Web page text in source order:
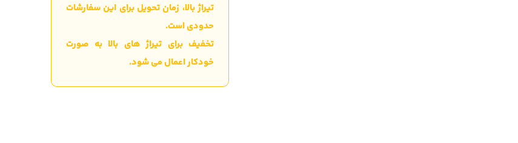
تیراژ بالا، زمان تحویل برای این سفارشات
حدودی است.
تخفیف برای تیراژ های بالا به صورت
خودکار اعمال می شود.